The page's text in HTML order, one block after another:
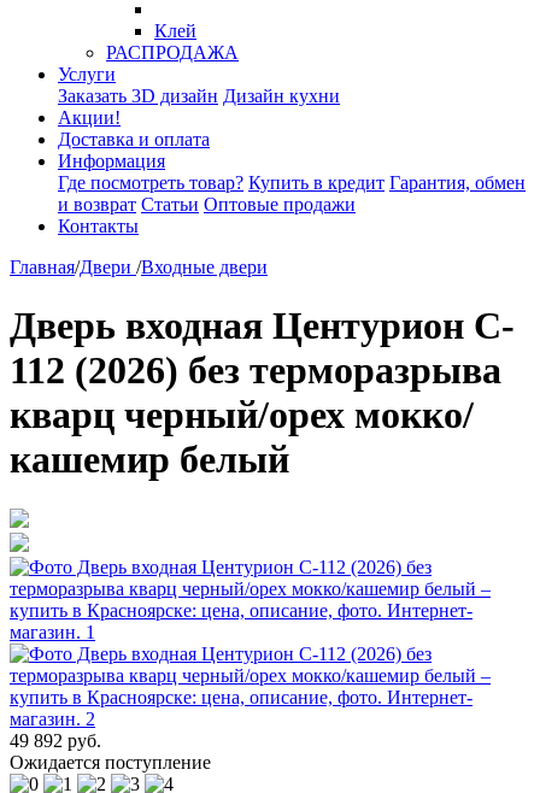
Клей
РАСПРОДАЖА
Услуги
Заказать 3D дизайн Дизайн кухни
Акции!
Доставка и оплата
Информация
Где посмотреть товар? Купить в кредит Гарантия, обмен
и возврат Статьи Оптовые продажи
Контакты
Главная/Двери /Входные двери
Дверь входная Центурион C-
112 (2026) без терморазрыва
кварц черный/орех мокко/
кашемир белый
49 892 руб.
Ожидается поступление